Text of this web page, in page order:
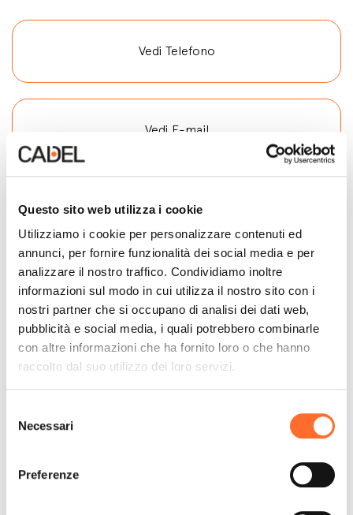
Questo sito web utilizza i cookie
Utilizziamo i cookie per personalizzare contenuti ed
annunci, per fornire funzionalità dei social media e per
analizzare il nostro traffico. Condividiamo inoltre
informazioni sul modo in cui utilizza il nostro sito con i
nostri partner che si occupano di analisi dei dati web,
pubblicità e social media, i quali potrebbero combinarle
con altre informazioni che ha fornito loro o che hanno
raccolto dal suo utilizzo dei loro servizi.
delNecessari
Preferenze
Vedi Telefono
Vedi E-mail
Contatta